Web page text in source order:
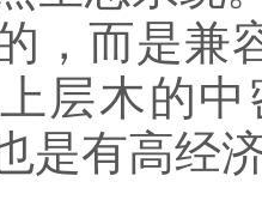
，而是兼
层木的
是有高经